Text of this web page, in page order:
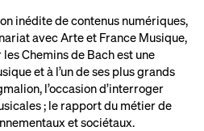
/ FRENCH
inédite de contenus numériques,
avec Arte et France Musique,
Chemins de Bach est une
et à l’un de ses plus grands
l’occasion d’interroger
; le rapport du métier de
et sociétaux.